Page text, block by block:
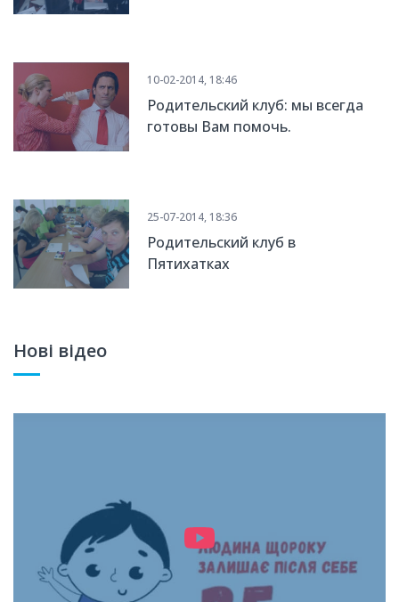
10-02-2014, 18:46
Родительский клуб: мы всегда
готовы Вам помочь.
25-07-2014, 18:36
Родительский клуб в
Пятихатках
Нові відео